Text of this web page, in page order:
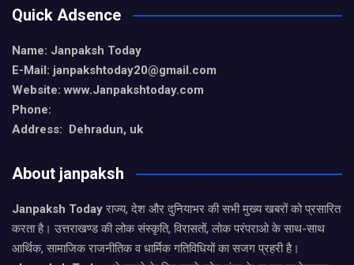
Quick Adsence
Name: Janpaksh Today
E-Mail: janpakshtoday20@gmail.com
Website: www.Janpakshtoday.com
Phone:
Address: Dehradun, uk
About janpaksh
Janpaksh Todayराज्य, देश और दुनियाभर की सभी मुख्य खबरों को प्रसारित
करता है। उत्तराखण्ड की लोक संस्कृति, विरासतों, लोक परंपराओ के साथ-साथ
आर्थिक, सामाजिक राजनीतिक व धार्मिक गतिविधियों का सजग प्रहरी है।